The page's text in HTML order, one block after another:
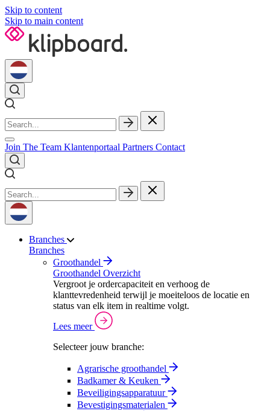
Skip to content
Skip to main content
Join The Team Klantenportaal Partners Contact
Branches
Branches
Groothandel
Groothandel Overzicht
Vergroot je ordercapaciteit en verhoog de
klanttevredenheid terwijl je moeiteloos de locatie en
status van elk item in realtime volgt.
Lees meer
Selecteer jouw branche:
Agrarische groothandel
Badkamer & Keuken
Beveiligingsapparatuur
Bevestigingsmaterialen